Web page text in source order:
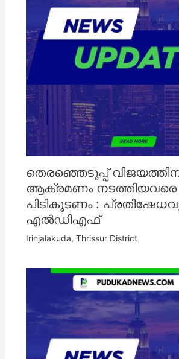
തെരഞ്ഞെടുപ്പ് വിജയത്തിന്
ആക്രമണം നടത്തിയവരെ
പിടികൂടണം :
എൽഡിഎഫ്
Irinjalakuda, Thrissur District